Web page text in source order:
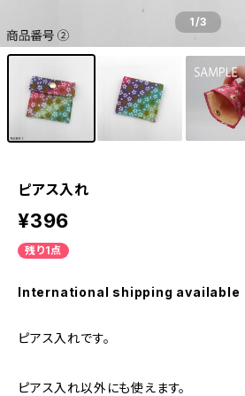
1/3
ピアス入れ
¥396
残り1点
International shipping available
ピアス入れです。
ピアス入れ以外にも使えます。